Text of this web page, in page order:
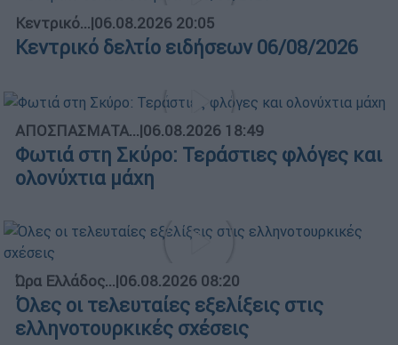
Κεντρικό...|06.08.2026 20:05
Κεντρικό δελτίο ειδήσεων 06/08/2026
ΑΠΟΣΠΑΣΜΑΤΑ...|06.08.2026 18:49
Φωτιά στη Σκύρο: Τεράστιες φλόγες και
ολονύχτια μάχη
Ώρα Ελλάδος...|06.08.2026 08:20
Όλες οι τελευταίες εξελίξεις στις
ελληνοτουρκικές σχέσεις